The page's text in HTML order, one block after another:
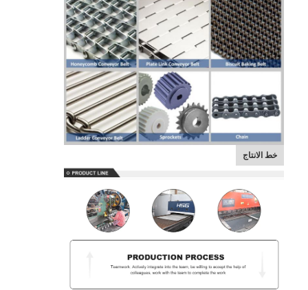
المنتجات
حول بنا
ضبط الجودة
اتصل بنا
خط الانتاج